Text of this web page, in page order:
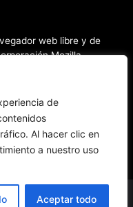
de
Al hacer clic en
a nuestro uso
Aceptar todo
web libre y de
Mozilla
para convertir o
[Mega]
4.24, Extracción de
fácil y rápido.
derechos reservados.